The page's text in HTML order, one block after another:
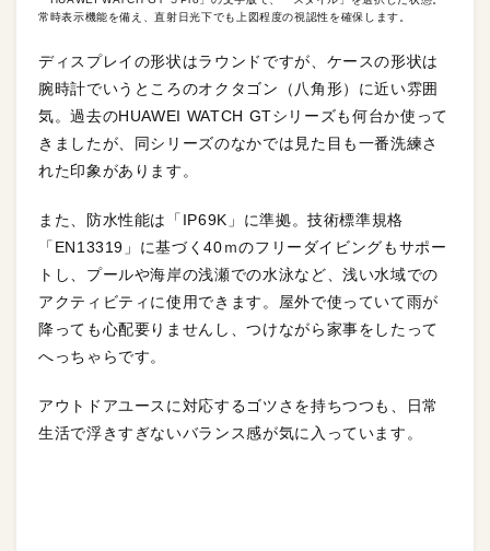
常時表示機能を備え、直射日光下でも上図程度の視認性を確保します。
ディスプレイの形状はラウンドですが、ケースの形状は
腕時計でいうところのオクタゴン（八角形）に近い雰囲
気。過去のHUAWEI WATCH GTシリーズも何台か使って
きましたが、同シリーズのなかでは見た目も一番洗練さ
れた印象があります。
また、防水性能は「IP69K」に準拠。技術標準規格
「EN13319」に基づく40ｍのフリーダイビングもサポー
トし、プールや海岸の浅瀬での水泳など、浅い水域での
アクティビティに使用できます。屋外で使っていて雨が
降っても心配要りませんし、つけながら家事をしたって
へっちゃらです。
アウトドアユースに対応するゴツさを持ちつつも、日常
生活で浮きすぎないバランス感が気に入っています。